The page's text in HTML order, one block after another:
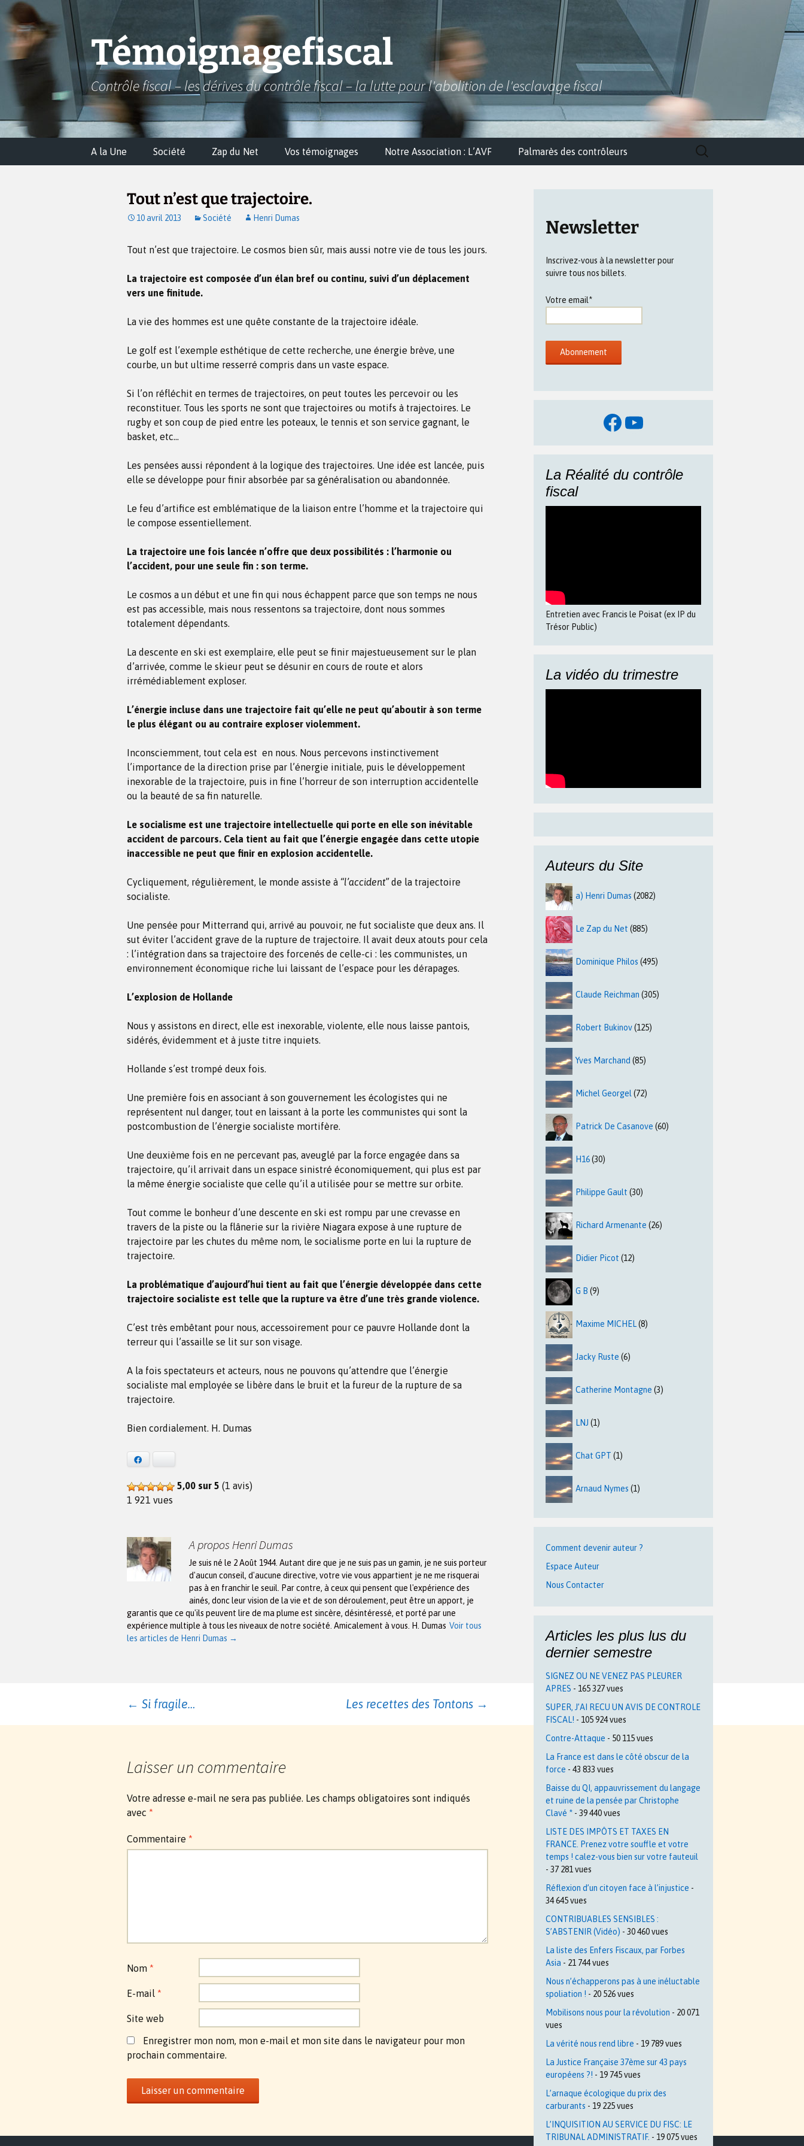
Aller
au
contenu
Témoignagefiscal
Contrôle fiscal – les dérives du contrôle fiscal – la lutte pour l'abolition de l'esclavage fiscal
A la Une Société Zap du Net Vos témoignages Notre Association : L’AVF Palmarès des contrôleurs
Rechercher :
Tout n’est que trajectoire.
10 avril 2013 Société Henri Dumas
Tout n’est que trajectoire. Le cosmos bien sûr, mais aussi notre vie de tous les jours.
La trajectoire est composée d’un élan bref ou continu, suivi d’un déplacement
vers une finitude.
La vie des hommes est une quête constante de la trajectoire idéale.
Le golf est l’exemple esthétique de cette recherche, une énergie brève, une
courbe, un but ultime resserré compris dans un vaste espace.
Si l’on réfléchit en termes de trajectoires, on peut toutes les percevoir ou les
reconstituer. Tous les sports ne sont que trajectoires ou motifs à trajectoires. Le
rugby et son coup de pied entre les poteaux, le tennis et son service gagnant, le
basket, etc…
Les pensées aussi répondent à la logique des trajectoires. Une idée est lancée, puis
elle se développe pour finir absorbée par sa généralisation ou abandonnée.
Le feu d’artifice est emblématique de la liaison entre l’homme et la trajectoire qui
le compose essentiellement.
La trajectoire une fois lancée n’offre que deux possibilités : l’harmonie ou
l’accident, pour une seule fin : son terme.
Le cosmos a un début et une fin qui nous échappent parce que son temps ne nous
est pas accessible, mais nous ressentons sa trajectoire, dont nous sommes
totalement dépendants.
La descente en ski est exemplaire, elle peut se finir majestueusement sur le plan
d’arrivée, comme le skieur peut se désunir en cours de route et alors
irrémédiablement exploser.
L’énergie incluse dans une trajectoire fait qu’elle ne peut qu’aboutir à son terme
le plus élégant ou au contraire exploser violemment.
Inconsciemment, tout cela est en nous. Nous percevons instinctivement
l’importance de la direction prise par l’énergie initiale, puis le développement
inexorable de la trajectoire, puis in fine l’horreur de son interruption accidentelle
ou la beauté de sa fin naturelle.
Le socialisme est une trajectoire intellectuelle qui porte en elle son inévitable
accident de parcours. Cela tient au fait que l’énergie engagée dans cette utopie
inaccessible ne peut que finir en explosion accidentelle.
Cycliquement, régulièrement, le monde assiste à “l’accident”de la trajectoire
socialiste.
Une pensée pour Mitterrand qui, arrivé au pouvoir, ne fut socialiste que deux ans. Il
sut éviter l’accident grave de la rupture de trajectoire. Il avait deux atouts pour cela
: l’intégration dans sa trajectoire des forcenés de celle-ci : les communistes, un
environnement économique riche lui laissant de l’espace pour les dérapages.
L’explosion de Hollande
Nous y assistons en direct, elle est inexorable, violente, elle nous laisse pantois,
sidérés, évidemment et à juste titre inquiets.
Hollande s’est trompé deux fois.
Une première fois en associant à son gouvernement les écologistes qui ne
représentent nul danger, tout en laissant à la porte les communistes qui sont la
postcombustion de l’énergie socialiste mortifère.
Une deuxième fois en ne percevant pas, aveuglé par la force engagée dans sa
trajectoire, qu’il arrivait dans un espace sinistré économiquement, qui plus est par
la même énergie socialiste que celle qu’il a utilisée pour se mettre sur orbite.
Tout comme le bonheur d’une descente en ski est rompu par une crevasse en
travers de la piste ou la flânerie sur la rivière Niagara expose à une rupture de
trajectoire par les chutes du même nom, le socialisme porte en lui la rupture de
trajectoire.
La problématique d’aujourd’hui tient au fait que l’énergie développée dans cette
trajectoire socialiste est telle que la rupture va être d’une très grande violence.
C’est très embêtant pour nous, accessoirement pour ce pauvre Hollande dont la
terreur qui l’assaille se lit sur son visage.
A la fois spectateurs et acteurs, nous ne pouvons qu’attendre que l’énergie
socialiste mal employée se libère dans le bruit et la fureur de la rupture de sa
trajectoire.
Bien cordialement. H. Dumas
5,00 sur 5 (1 avis)
1 921 vues
A propos Henri Dumas
Je suis né le 2 Août 1944. Autant dire que je ne suis pas un gamin, je ne suis porteur
d'aucun conseil, d'aucune directive, votre vie vous appartient je ne me risquerai
pas à en franchir le seuil. Par contre, à ceux qui pensent que l'expérience des
ainés, donc leur vision de la vie et de son déroulement, peut être un apport, je
garantis que ce qu'ils peuvent lire de ma plume est sincère, désintéressé, et porté par une
expérience multiple à tous les niveaux de notre société. Amicalement à vous. H. Dumas Voir tous
les articles de Henri Dumas →
Navigation
← Si fragile… Les recettes des Tontons →
Laisser un commentaire
Votre adresse e-mail ne sera pas publiée. Les champs obligatoires sont indiqués
avec *
Commentaire *
Nom *
E-mail *
Site web
Enregistrer mon nom, mon e-mail et mon site dans le navigateur pour mon
prochain commentaire.
Newsletter
Inscrivez-vous à la newsletter pour
suivre tous nos billets.
Votre email*
Facebook
YouTube
La Réalité du contrôle
fiscal
Entretien avec Francis le Poisat (ex IP du
Trésor Public)
La vidéo du trimestre
Auteurs du Site
a) Henri Dumas (2082)
Le Zap du Net (885)
Dominique Philos (495)
Claude Reichman (305)
Robert Bukinov(125)
Yves Marchand (85)
Michel Georgel (72)
Patrick De Casanove (60)
H16(30)
Philippe Gault (30)
Richard Armenante (26)
Didier Picot (12)
G B (9)
Maxime MICHEL(8)
Jacky Ruste (6)
Catherine Montagne (3)
LNJ (1)
Chat GPT (1)
Arnaud Nymes (1)
Comment devenir auteur ?
Espace Auteur
Nous Contacter
Articles les plus lus du
dernier semestre
SIGNEZ OU NE VENEZ PAS PLEURER
APRES - 165 327 vues
SUPER, J’AI RECU UN AVIS DE CONTROLE
FISCAL! - 105 924 vues
Contre-Attaque - 50 115 vues
La France est dans le côté obscur de la
force - 43 833 vues
Baisse du QI, appauvrissement du langage
et ruine de la pensée par Christophe
Clavé * - 39 440 vues
LISTE DES IMPÔTS ET TAXES EN
FRANCE. Prenez votre souffle et votre
temps ! calez-vous bien sur votre fauteuil
- 37 281 vues
Réflexion d’un citoyen face à l’injustice -
34 645 vues
CONTRIBUABLES SENSIBLES :
S’ABSTENIR (Vidéo) - 30 460 vues
La liste des Enfers Fiscaux, par Forbes
Asia - 21 744 vues
Nous n’échapperons pas à une inéluctable
spoliation ! - 20 526 vues
Mobilisons nous pour la révolution - 20 071
vues
La vérité nous rend libre - 19 789 vues
La Justice Française 37ème sur 43 pays
européens ?! - 19 745 vues
L’arnaque écologique du prix des
carburants - 19 225 vues
L’INQUISITION AU SERVICE DU FISC: LE
TRIBUNAL ADMINISTRATIF. - 19 075 vues